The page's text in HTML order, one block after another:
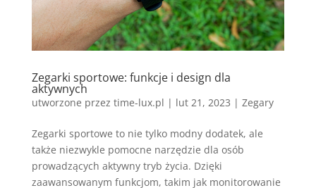
Zegarki sportowe: funkcje i design dla
aktywnych
utworzone przez time-lux.pl | lut 21, 2023 | Zegary
Zegarki sportowe to nie tylko modny dodatek, ale
także niezwykle pomocne narzędzie dla osób
prowadzących aktywny tryb życia. Dzięki
zaawansowanym funkcjom, takim jak monitorowanie